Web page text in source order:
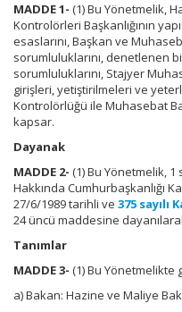
MADDE 1- (1) Bu Yönetmelik,
Kontrolörleri Başkanlığının
esaslarını, Başkan ve
sorumluluklarını, denetlenen
sorumluluklarını, Stajyer
girişleri, yetiştirilmeleri ve
Kontrolörlüğü ile Muhasebat
kapsar.
Dayanak
MADDE 2- (1) Bu Yönetmelik, 1
Hakkında Cumhurbaşkanlığı
27/6/1989 tarihli ve 375
24 üncü maddesine
Tanımlar
MADDE 3- (1) Bu Yönetmelikte
a) Bakan: Hazine ve Maliye